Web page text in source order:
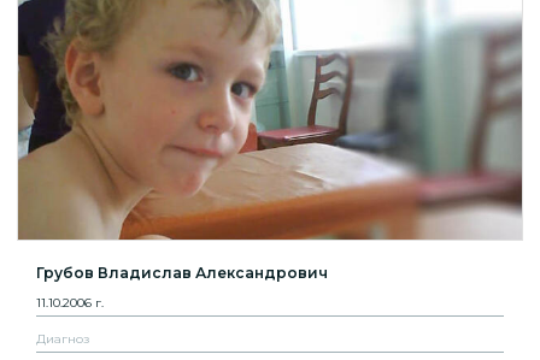
Грубов Владислав Александрович
11.10.2006 г.
Диагноз